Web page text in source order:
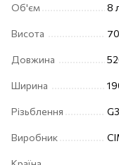
Об'єм 8
Висота
Довжина
Ширина
Різьблення
Виробник